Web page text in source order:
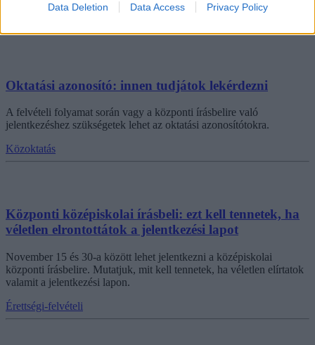
Data Deletion Data Access Privacy Policy
Oktatási azonosító: innen tudjátok lekérdezni
A felvételi folyamat során vagy a központi írásbelire való
jelentkezéshez szükségetek lehet az oktatási azonosítótokra.
Közoktatás
Központi középiskolai írásbeli: ezt kell tennetek, ha
véletlen elrontottátok a jelentkezési lapot
November 15 és 30-a között lehet jelentkezni a középiskolai
központi írásbelire. Mutatjuk, mit kell tennetek, ha véletlen elírtatok
valamit a jelentkezési lapon.
Érettségi-felvételi